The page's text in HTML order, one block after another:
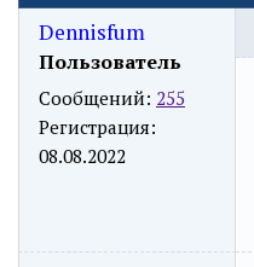
Dennisfum
Пользователь
Сообщений: 255
Регистрация:
08.08.2022